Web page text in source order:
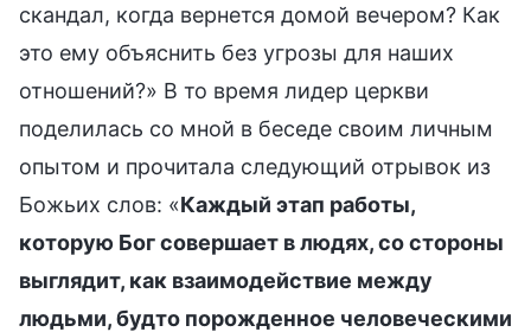
скандал, когда вернется домой вечером? Как
это ему объяснить без угрозы для наших
отношений?» В то время лидер церкви
поделилась со мной в беседе своим личным
опытом и прочитала следующий отрывок из
Божьих слов: «Каждый этап работы,
которую Бог совершает в людях, со стороны
выглядит, как взаимодействие между
людьми, будто порожденное человеческими